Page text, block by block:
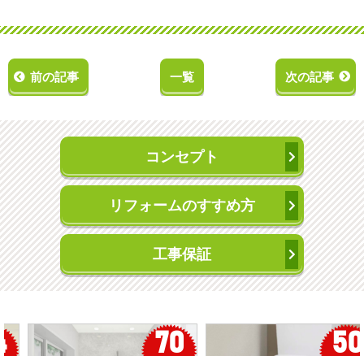
前の記事 一覧 次の記事
コンセプト
リフォームのすすめ方
工事保証
50 56